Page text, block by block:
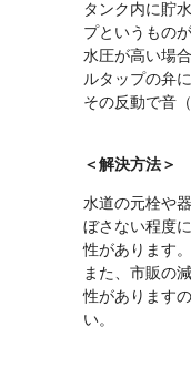
タンク内に貯
プというもの
水圧が高い場
ルタップの弁
その反動で音
＜解決方法＞
水道の元栓や
ぼさない程度
性があります。
また、市販の
性があります
い。